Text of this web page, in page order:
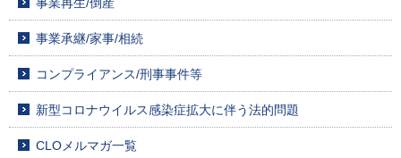
事業承継/家事/相続
コンプライアンス/刑事事件等
新型コロナウイルス感染症拡大に伴う法的問題
CLOメルマガ一覧